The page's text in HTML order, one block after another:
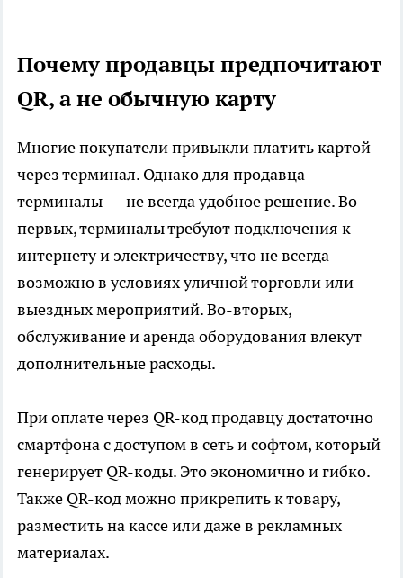
Почему продавцы предпочитают
QR, а не обычную карту
Многие покупатели привыкли платить картой
через терминал. Однако для продавца
терминалы — не всегда удобное решение. Во-
первых, терминалы требуют подключения к
интернету и электричеству, что не всегда
возможно в условиях уличной торговли или
выездных мероприятий. Во-вторых,
обслуживание и аренда оборудования влекут
дополнительные расходы.
При оплате через QR-код продавцу достаточно
смартфона с доступом в сеть и софтом, который
генерирует QR-коды. Это экономично и гибко.
Также QR-код можно прикрепить к товару,
разместить на кассе или даже в рекламных
материалах.